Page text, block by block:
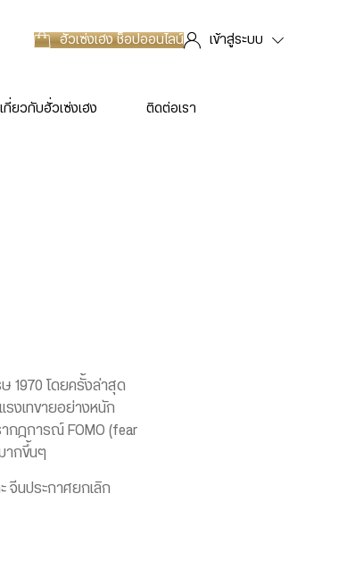
ฮั่วเซ่งเฮงช็อปออนไลน์ เข้าสู่ระบบ
เกี่ยวกับฮั่วเซ่งเฮง ติดต่อเรา
1970 โดยครั้งล่าสุด
รงเทขายอย่างหนัก
ากฎการณ์ FOMO (fear
ากขึ้นๆ
จีนประกาศยกเลิก